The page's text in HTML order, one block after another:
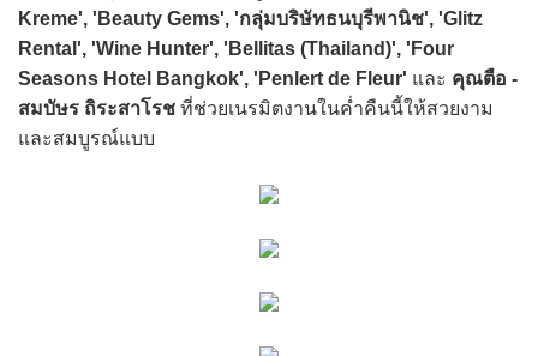
Kreme', 'Beauty Gems', 'กลุ่มบริษัทธนบุรีพานิช', 'Glitz
Rental', 'Wine Hunter', 'Bellitas (Thailand)', 'Four
Seasons Hotel Bangkok', 'Penlert de Fleur' และ คุณตือ -
สมบัษร ถิระสาโรช ที่ช่วยเนรมิตงานในค่ำคืนนี้ให้สวยงาม
และสมบูรณ์แบบ